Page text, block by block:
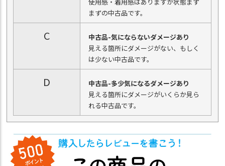
まずの中古品です。
C
中古品-気にならないダメージあり
見える箇所にダメージがない、もしく
は少ない中古品です。
D
中古品-多少気になるダメージあり
見える箇所にダメージがいくらか見ら
れる中古品です。